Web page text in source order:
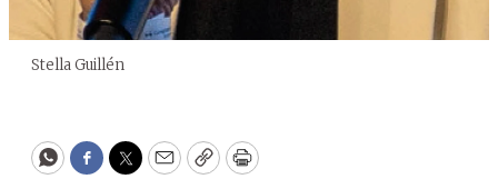
Stella Guillén
WhatsApp
Facebook
Twitter
EmailCopyPrint